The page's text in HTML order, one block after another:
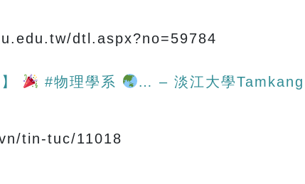
dtl.aspx?no=59784
#物理學系 … – 淡江大學
tin-tuc/11018